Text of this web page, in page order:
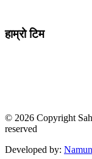
हाम्रो टिम
© 2026 Copyright
reserved
Developed by: